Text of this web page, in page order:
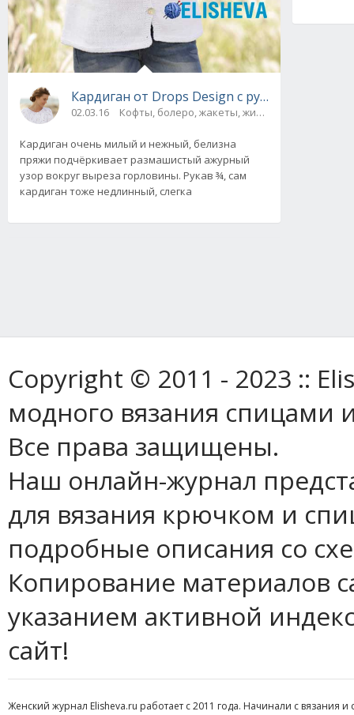
Кардиган от Drops Design с рукавом
02.03.16 Кофты, болеро, жакеты, жилеты, пуловеры и
Кардиган очень милый и нежный, белизна
пряжи подчёркивает размашистый ажурный
узор вокруг выреза горловины. Рукав ¾, сам
кардиган тоже недлинный, слегка
Copyright © 2011 - 2023 ::
модного вязания спицами
Все права защищены.
Наш онлайн-журнал
для вязания крючком и
подробные описания со
Копирование материалов
указанием активной
сайт!
Женский журнал Elisheva.ru работает с 2011 года. Начинали с вязания